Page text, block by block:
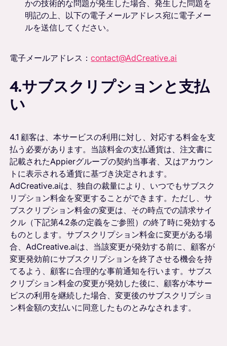
かの技術的な問題が発生した場合、発生した問題を
明記の上、以下の電子メールアドレス宛に電子メー
ルを送信してください。
電子メールアドレス：contact@AdCreative.ai
4.サブスクリプションと支払
い
4.1 顧客は、本サービスの利用に対し、対応する料金を支
払う必要があります。当該料金の支払通貨は、注文書に
記載されたAppierグループの契約当事者、又はアカウン
トに表示される通貨に基づき決定されます。
AdCreative.aiは、独自の裁量により、いつでもサブスク
リプション料金を変更することができます。ただし、サ
ブスクリプション料金の変更は、その時点での請求サイ
クル（下記第4.2条の定義をご参照）の終了時に発効する
ものとします。サブスクリプション料金に変更がある場
合、AdCreative.aiは、当該変更が発効する前に、顧客が
変更発効前にサブスクリプションを終了させる機会を持
てるよう、顧客に合理的な事前通知を行います。サブス
クリプション料金の変更が発効した後に、顧客が本サー
ビスの利用を継続した場合、変更後のサブスクリプショ
ン料金額の支払いに同意したものとみなされます。